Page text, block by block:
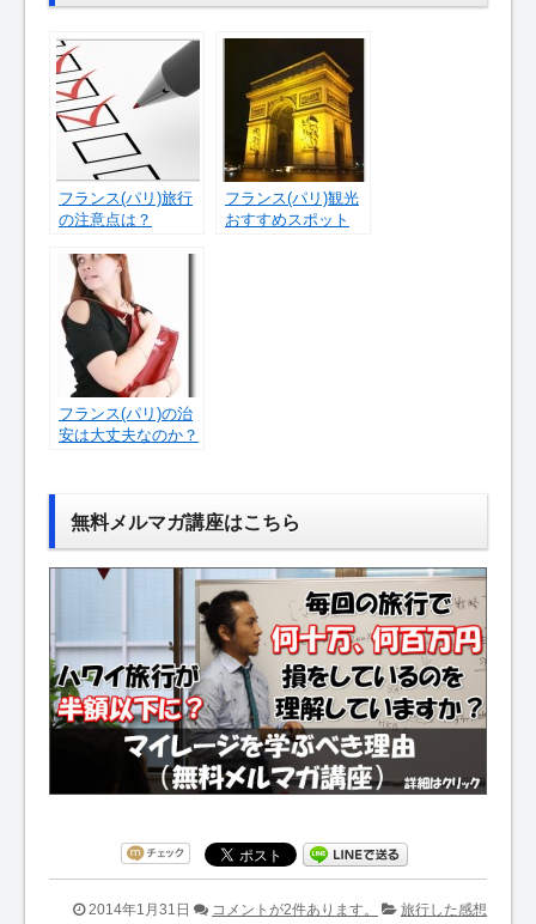
フランス(パリ)旅行
の注意点は？
フランス(パリ)観光
おすすめスポット
フランス(パリ)の治
安は大丈夫なのか？
無料メルマガ講座はこちら
2014年1月31日 コメントが2件あります。 旅行した感想